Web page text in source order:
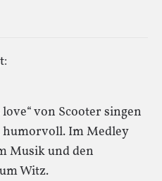
von Scooter singen
humorvoll. Im Medley
Musik und den
Witz.